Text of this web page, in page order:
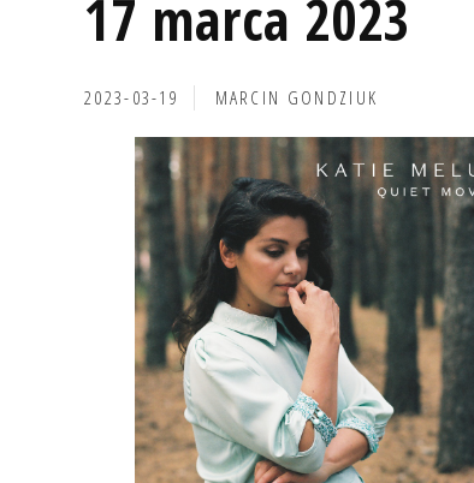
17 marca 2023
2023-03-19 MARCIN GONDZIUK